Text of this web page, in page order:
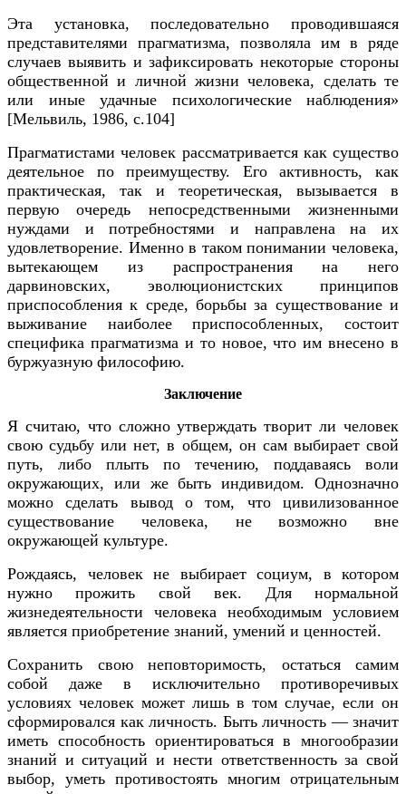
Эта установка, последовательно проводившаяся
представителями прагматизма, позволяла им в ряде
случаев выявить и зафиксировать некоторые стороны
общественной и личной жизни человека, сделать те
или иные удачные психологические наблюдения»
[Мельвиль, 1986, c.104]
Прагматистами человек рассматривается как существо
деятельное по преимуществу. Его активность, как
практическая, так и теоретическая, вызывается в
первую очередь непосредственными жизненными
нуждами и потребностями и направлена на их
удовлетворение. Именно в таком понимании человека,
вытекающем из распространения на него
дарвиновских, эволюционистских принципов
приспособления к среде, борьбы за существование и
выживание наиболее приспособленных, состоит
специфика прагматизма и то новое, что им внесено в
буржуазную философию.
Заключение
Я считаю, что сложно утверждать творит ли человек
свою судьбу или нет, в общем, он сам выбирает свой
путь, либо плыть по течению, поддаваясь воли
окружающих, или же быть индивидом. Однозначно
можно сделать вывод о том, что цивилизованное
существование человека, не возможно вне
окружающей культуре.
Рождаясь, человек не выбирает социум, в котором
нужно прожить свой век. Для нормальной
жизнедеятельности человека необходимым условием
является приобретение знаний, умений и ценностей.
Сохранить свою неповторимость, остаться самим
собой даже в исключительно противоречивых
условиях человек может лишь в том случае, если он
сформировался как личность. Быть личность — значит
иметь способность ориентироваться в многообразии
знаний и ситуаций и нести ответственность за свой
выбор, уметь противостоять многим отрицательным